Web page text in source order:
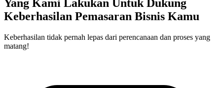
Yang Kami Lakukan Untuk Dukung
Keberhasilan Pemasaran Bisnis Kamu
Keberhasilan tidak pernah lepas dari perencanaan dan proses yang
matang!